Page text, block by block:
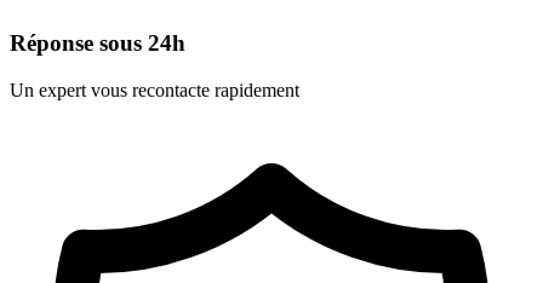
Réponse sous 24h
Un expert vous recontacte rapidement